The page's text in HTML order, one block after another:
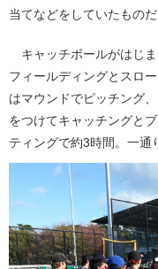
当てなどをしていたもの
キャッチボールがはじ
フィールディングとスロ
はマウンドでピッチング
をつけてキャッチングと
ティングで約3時間。一通